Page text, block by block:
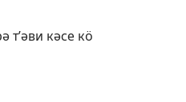
тʹәви кәсе кӧ